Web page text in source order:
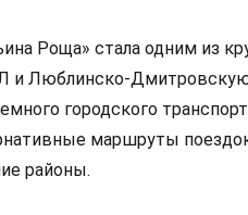
Роща» стала одним из
и Люблинско-
городского
маршруты
районы.